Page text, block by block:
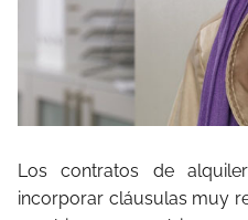
Los contratos de
incorporar cláusulas muy